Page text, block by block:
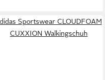
Sportswear CLOUDFOAM
CUXXION Walkingschuh